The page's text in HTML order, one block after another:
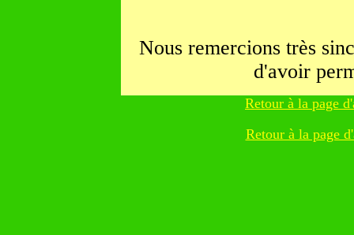
Nous remercions très
d'avoir
Retour à la page
Retour à la page